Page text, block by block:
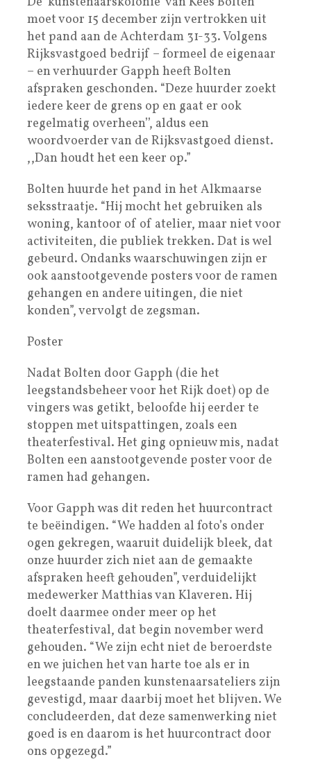
moet voor 15 december zijn vertrokken uit
het pand aan de Achterdam 31-33. Volgens
Rijksvastgoed bedrijf – formeel de eigenaar
– en verhuurder Gapph heeft Bolten
afspraken geschonden. “Deze huurder zoekt
iedere keer de grens op en gaat er ook
regelmatig overheen’’, aldus een
woordvoerder van de Rijksvastgoed dienst.
,,Dan houdt het een keer op.”
Bolten huurde het pand in het Alkmaarse
seksstraatje. “Hij mocht het gebruiken als
woning, kantoor of of atelier, maar niet voor
activiteiten, die publiek trekken. Dat is wel
gebeurd. Ondanks waarschuwingen zijn er
ook aanstootgevende posters voor de ramen
gehangen en andere uitingen, die niet
konden”, vervolgt de zegsman.
Poster
Nadat Bolten door Gapph (die het
leegstandsbeheer voor het Rijk doet) op de
vingers was getikt, beloofde hij eerder te
stoppen met uitspattingen, zoals een
theaterfestival. Het ging opnieuw mis, nadat
Bolten een aanstootgevende poster voor de
ramen had gehangen.
Voor Gapph was dit reden het huurcontract
te beëindigen. “We hadden al foto’s onder
ogen gekregen, waaruit duidelijk bleek, dat
onze huurder zich niet aan de gemaakte
afspraken heeft gehouden”, verduidelijkt
medewerker Matthias van Klaveren. Hij
doelt daarmee onder meer op het
theaterfestival, dat begin november werd
gehouden. “We zijn echt niet de beroerdste
en we juichen het van harte toe als er in
leegstaande panden kunstenaarsateliers zijn
gevestigd, maar daarbij moet het blijven. We
concludeerden, dat deze samenwerking niet
goed is en daarom is het huurcontract door
ons opgezegd.”